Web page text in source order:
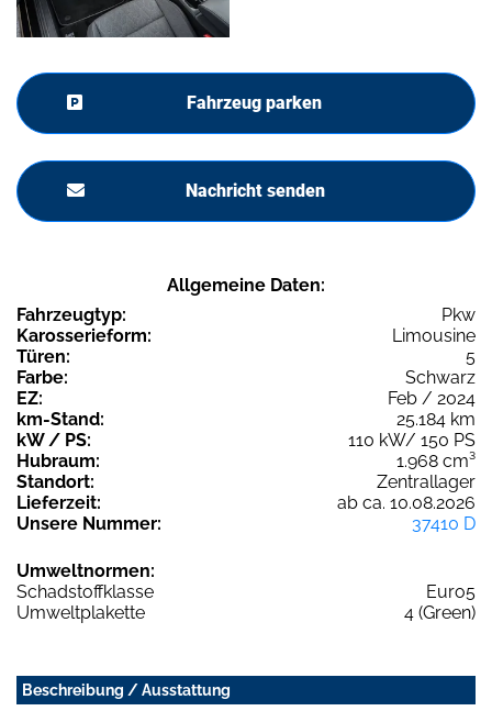
Fahrzeug parken
Nachricht senden
Allgemeine Daten:
Fahrzeugtyp:
Pkw
Karosserieform:
Limousine
Türen:
5
Farbe:
Schwarz
EZ:
Feb / 2024
km-Stand:
25.184 km
kW / PS:
110 kW/ 150 PS
Hubraum:
1.968 cm³
Standort:
Zentrallager
Lieferzeit:
ab ca. 10.08.2026
Unsere Nummer:
37410 D
Umweltnormen:
Schadstoffklasse
Euro5
Umweltplakette
4 (Green)
Beschreibung / Ausstattung